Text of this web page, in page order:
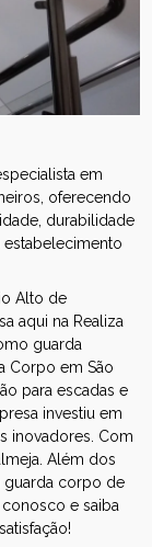
em
oferecendo
durabilidade
Alto de
aqui na Realiza
guarda
Corpo em São
para escadas e
investiu em
inovadores. Com
Além dos
guarda corpo de
e saiba